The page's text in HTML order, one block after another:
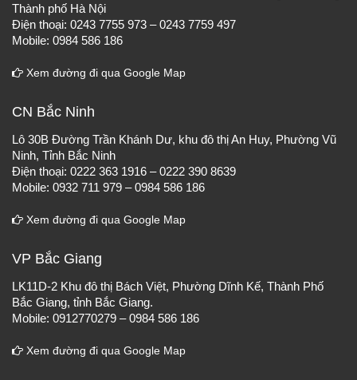
Thành phố Hà Nội
Điện thoại: 0243 7755 973 – 0243 7759 497
Mobile: 0984 586 186
Xem đường đi qua Google Map
CN Bắc Ninh
Lô 30B Đường Trần Khánh Dư, khu đô thị An Huy, Phường Vũ
Ninh, Tỉnh Bắc Ninh
Điện thoại: 0222 363 1916 – 0222 390 8639
Mobile: 0932 711 979 – 0984 586 186
Xem đường đi qua Google Map
VP Bắc Giang
LK11D-2 Khu đô thị Bách Việt, Phường Dĩnh Kế, Thành Phố
Bắc Giang, tỉnh Bắc Giang.
Mobile: 0912770279 – 0984 586 186
Xem đường đi qua Google Map